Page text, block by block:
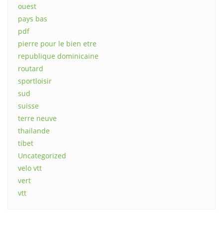
ouest
pays bas
pdf
pierre pour le bien etre
republique dominicaine
routard
sportloisir
sud
suisse
terre neuve
thailande
tibet
Uncategorized
velo vtt
vert
vtt